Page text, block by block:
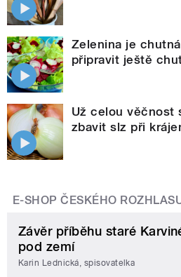
Zelenina je
připravit ještě
Už celou věčnost
zbavit slz při
E-SHOP ČESKÉHO
Závěr příběhu staré
pod zemí
Karin Lednická, spisovatelka